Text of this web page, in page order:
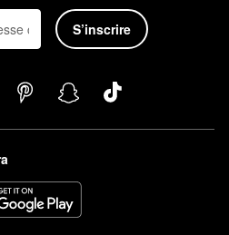
annuels au projet à l’organisme
Rights Project et offre une
beauté véganes.
S’inscrire